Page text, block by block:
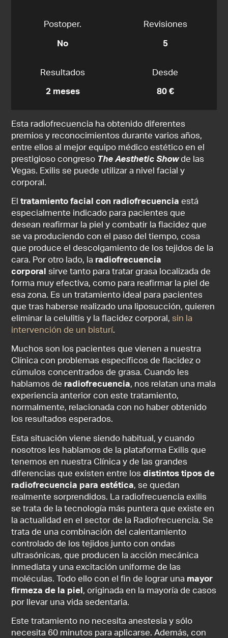
Postoper.
No
Revisiones
5
Resultados
2 meses
Desde
80 €
Esta radiofrecuencia ha obtenido diferentes
premios y reconocimientos durante varios años,
entre ellos al mejor equipo médico estético en el
prestigioso congreso The Aesthetic Showde las
Vegas. Exilis se puede utilizar a nivel facial y
corporal.
Eltratamiento facial con radiofrecuencia está
especialmente indicado para pacientes que
desean reafirmar la piel y combatir la flacidez que
se va produciendo con el paso del tiempo, cosa
que produce el descolgamiento de los tejidos de la
cara. Por otro lado, la radiofrecuencia
corporal sirve tanto para tratar grasa localizada de
forma muy efectiva, como para reafirmar la piel de
esa zona. Es un tratamiento ideal para pacientes
que tras haberse realizado una liposucción, quieren
eliminar la celulitis y la flacidez corporal,sin la
intervención de un bisturí.
Muchos son los pacientes que vienen a nuestra
Clínica con problemas específicos de flacidez o
cúmulos concentrados de grasa. Cuando les
hablamos de radiofrecuencia, nos relatan una mala
experiencia anterior con este tratamiento,
normalmente, relacionada con no haber obtenido
los resultados esperados.
Esta situación viene siendo habitual, y cuando
nosotros les hablamos de la plataforma Exilis que
tenemos en nuestra Clínica y de las grandes
diferencias que existen entre losdistintos tipos de
radiofrecuencia para estética, se quedan
realmente sorprendidos. La radiofrecuencia exilis
se trata de la tecnología más puntera que existe en
la actualidad en el sector de la Radiofrecuencia. Se
trata de una combinación del calentamiento
controlado de los tejidos junto con ondas
ultrasónicas, que producen la acción mecánica
inmediata y una excitación uniforme de las
moléculas. Todo ello con el fin de lograr una mayor
firmeza de la piel , originada en la mayoría de casos
por llevar una vida sedentaria.
Este tratamiento no necesita anestesia y sólo
necesita 60 minutos para aplicarse. Además, con